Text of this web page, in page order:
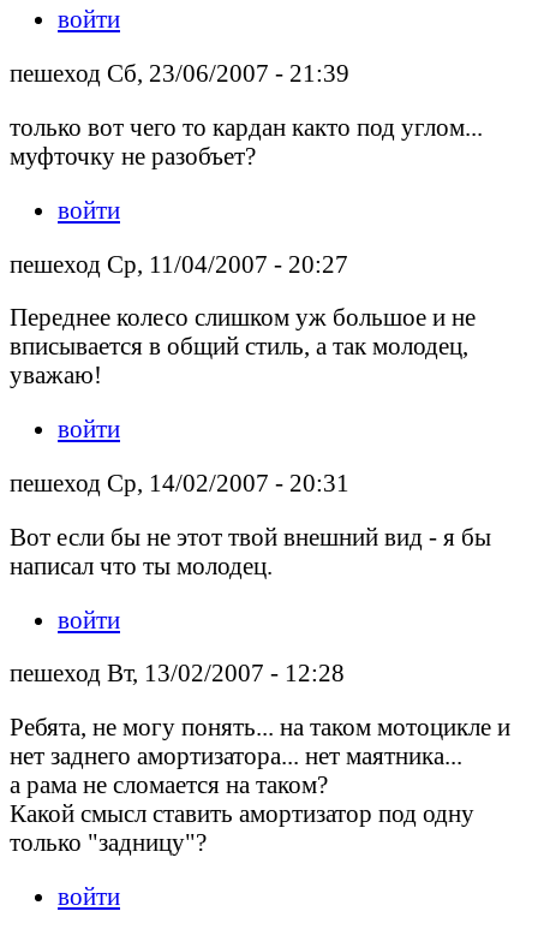
войти
пешеход Сб, 23/06/2007 - 21:39
только вот чего то кардан както под углом...
муфточку не разобъет?
войти
пешеход Ср, 11/04/2007 - 20:27
Переднее колесо слишком уж большое и не
вписывается в общий стиль, а так молодец,
уважаю!
войти
пешеход Ср, 14/02/2007 - 20:31
Вот если бы не этот твой внешний вид - я бы
написал что ты молодец.
войти
пешеход Вт, 13/02/2007 - 12:28
Ребята, не могу понять... на таком мотоцикле и
нет заднего амортизатора... нет маятника...
а рама не сломается на таком?
Какой смысл ставить амортизатор под одну
только "задницу"?
войти